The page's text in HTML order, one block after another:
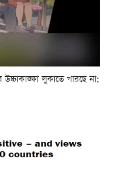
লুকাতে পারছে না: